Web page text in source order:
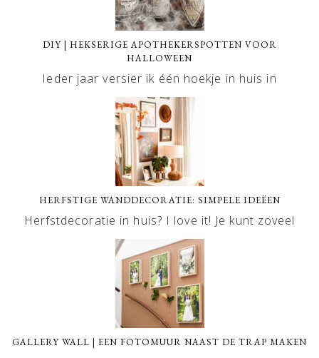
DIY | HEKSERIGE APOTHEKERSPOTTEN VOOR
HALLOWEEN
Ieder jaar versier ik één hoekje in huis in
HERFSTIGE WANDDECORATIE: SIMPELE IDEËEN
Herfstdecoratie in huis? I love it! Je kunt zoveel
GALLERY WALL | EEN FOTOMUUR NAAST DE TRAP MAKEN